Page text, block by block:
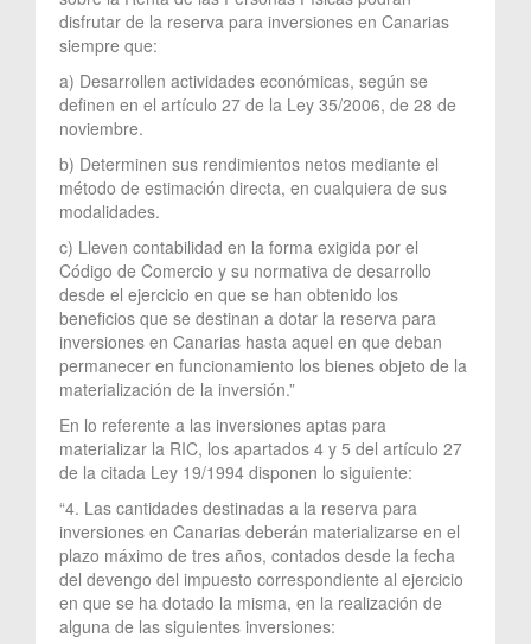
disfrutar de la reserva para inversiones en Canarias
siempre que:
a) Desarrollen actividades económicas, según se
definen en el artículo 27 de la Ley 35/2006, de 28 de
noviembre.
b) Determinen sus rendimientos netos mediante el
método de estimación directa, en cualquiera de sus
modalidades.
c) Lleven contabilidad en la forma exigida por el
Código de Comercio y su normativa de desarrollo
desde el ejercicio en que se han obtenido los
beneficios que se destinan a dotar la reserva para
inversiones en Canarias hasta aquel en que deban
permanecer en funcionamiento los bienes objeto de la
materialización de la inversión.”
En lo referente a las inversiones aptas para
materializar la RIC, los apartados 4 y 5 del artículo 27
de la citada Ley 19/1994 disponen lo siguiente:
“4. Las cantidades destinadas a la reserva para
inversiones en Canarias deberán materializarse en el
plazo máximo de tres años, contados desde la fecha
del devengo del impuesto correspondiente al ejercicio
en que se ha dotado la misma, en la realización de
alguna de las siguientes inversiones: